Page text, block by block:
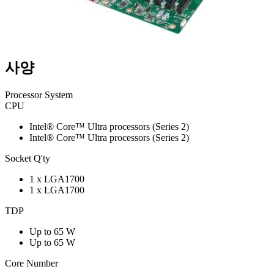
사양
Processor System
CPU
Intel® Core™ Ultra processors (Series 2)
Intel® Core™ Ultra processors (Series 2)
Socket Q'ty
1 x LGA1700
1 x LGA1700
TDP
Up to 65 W
Up to 65 W
Core Number